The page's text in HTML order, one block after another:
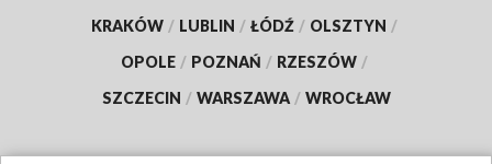
KRAKÓW / LUBLIN / ŁÓDŹ / OLSZTYN /
OPOLE / POZNAŃ / RZESZÓW /
SZCZECIN / WARSZAWA / WROCŁAW